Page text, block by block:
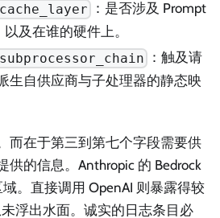
：是否涉及 Prompt
及在谁的硬件上。
：触及请
生自供应商与子处理器的静态映
而在于第三到第七个字段需要供
供的信息。Anthropic 的 Bedrock
。直接调用 OpenAI 则暴露得较
浮出水面。诚实的日志条目必